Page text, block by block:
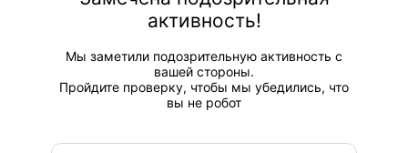
активность!
Мы заметили подозрительную активность с
вашей стороны.
Пройдите проверку, чтобы мы убедились, что
вы не робот